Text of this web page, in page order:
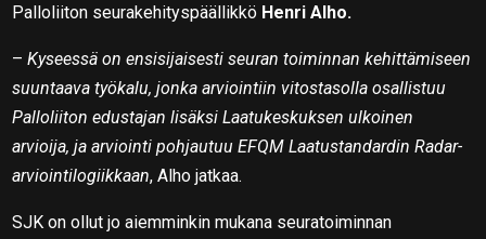
Palloliiton seurakehityspäällikkö Henri Alho.
–Kyseessä on ensisijaisesti seuran toiminnan kehittämiseen
suuntaava työkalu, jonka arviointiin vitostasolla osallistuu
Palloliiton edustajan lisäksi Laatukeskuksen ulkoinen
arvioija, ja arviointi pohjautuu EFQM Laatustandardin Radar-
arviointilogiikkaan, Alho jatkaa.
SJK on ollut jo aiemminkin mukana seuratoiminnan